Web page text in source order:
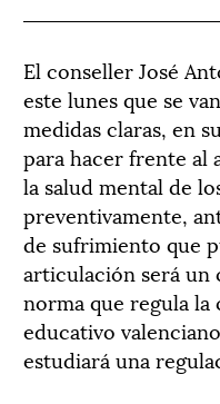
El conseller José
este lunes que se
medidas claras, en
para hacer frente al
la salud mental de
preventivamente,
de sufrimiento que
articulación será un
norma que regula la
educativo
estudiará una